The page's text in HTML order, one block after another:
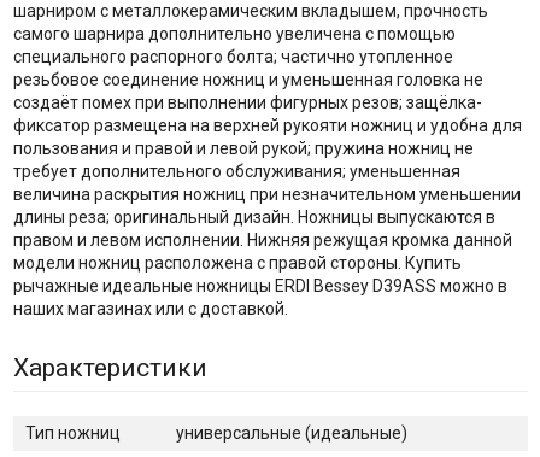
шарниром с металлокерамическим вкладышем, прочность
самого шарнира дополнительно увеличена с помощью
специального распорного болта; частично утопленное
резьбовое соединение ножниц и уменьшенная головка не
создаёт помех при выполнении фигурных резов; защёлка-
фиксатор размещена на верхней рукояти ножниц и удобна для
пользования и правой и левой рукой; пружина ножниц не
требует дополнительного обслуживания; уменьшенная
величина раскрытия ножниц при незначительном уменьшении
длины реза; оригинальный дизайн. Ножницы выпускаются в
правом и левом исполнении. Нижняя режущая кромка данной
модели ножниц расположена с правой стороны. Купить
рычажные идеальные ножницы ERDI Bessey D39ASS можно в
наших магазинах или с доставкой.
Характеристики
Тип ножниц
универсальные (идеальные)